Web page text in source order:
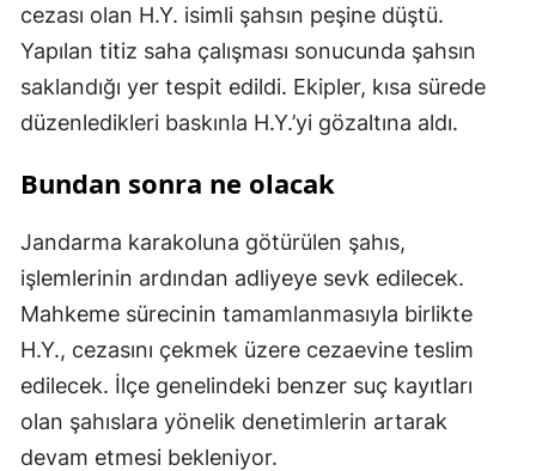
cezası olan H.Y. isimli şahsın peşine düştü.
Yapılan titiz saha çalışması sonucunda şahsın
saklandığı yer tespit edildi. Ekipler, kısa sürede
düzenledikleri baskınla H.Y.’yi gözaltına aldı.
Bundan sonra ne olacak
Jandarma karakoluna götürülen şahıs,
işlemlerinin ardından adliyeye sevk edilecek.
Mahkeme sürecinin tamamlanmasıyla birlikte
H.Y., cezasını çekmek üzere cezaevine teslim
edilecek. İlçe genelindeki benzer suç kayıtları
olan şahıslara yönelik denetimlerin artarak
devam etmesi bekleniyor.